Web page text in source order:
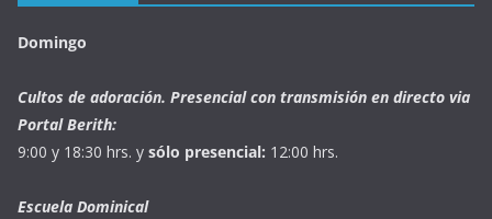
Domingo
Cultos de adoración. Presencial con transmisión en directo via
Portal Berith:
9:00 y 18:30 hrs. y sólo presencial: 12:00 hrs.
Escuela Dominical